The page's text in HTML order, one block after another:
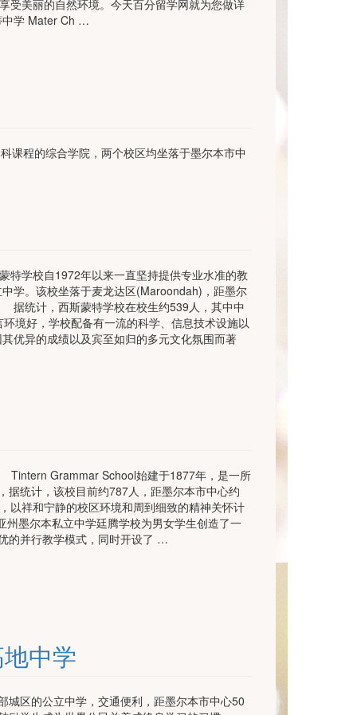
受美丽的自然环境。今天百分留学网就为您做详
中学 Mater Ch …
课程的综合学院，两个校区均坐落于墨尔本市中
学校自1972年以来一直坚持提供专业水准的教
学。该校坐落于麦龙达区(Maroondah)，距墨尔
据统计，西斯蒙特学校在校生约539人，其中中
境好，学校配备有一流的科学、信息技术设施以
优异的成绩以及宾至如归的多元文化氛围而著
Grammar School始建于1877年，是一所
据统计，该校目前约787人，距墨尔本市中心约
以祥和宁静的校区环境和周到细致的精神关怀计
墨尔本私立中学廷腾学校为男女学生创造了一
的并行教学模式，同时开设了 …
中学
城区的公立中学，交通便利，距墨尔本市中心50